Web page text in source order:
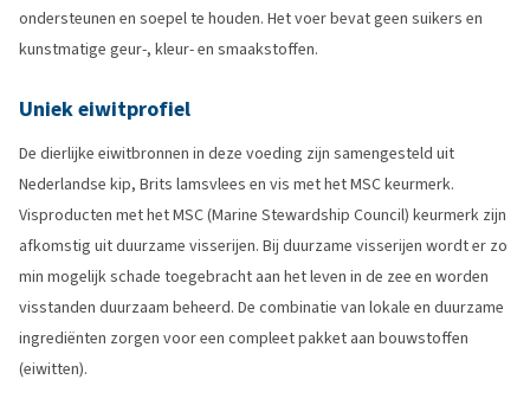
ondersteunen en soepel te houden. Het voer bevat geen suikers en
kunstmatige geur-, kleur- en smaakstoffen.
Uniek eiwitprofiel
De dierlijke eiwitbronnen in deze voeding zijn samengesteld uit
Nederlandse kip, Brits lamsvlees en vis met het MSC keurmerk.
Visproducten met het MSC (Marine Stewardship Council) keurmerk zijn
afkomstig uit duurzame visserijen. Bij duurzame visserijen wordt er zo
min mogelijk schade toegebracht aan het leven in de zee en worden
visstanden duurzaam beheerd. De combinatie van lokale en duurzame
ingrediënten zorgen voor een compleet pakket aan bouwstoffen
(eiwitten).